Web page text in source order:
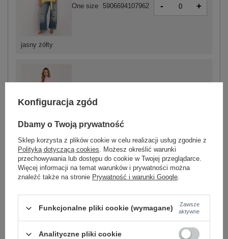
jasny żółty
One size 5906694107962 - +
jasny różowy
One size
Zobacz wszystkie kolory (+4)
ZALOGUJ SIĘ I ZOBACZ CENĘ
Masz pytanie? Chętnie pomożemy.
Konfiguracja zgód
Dbamy o Twoją prywatność
Sklep korzysta z plików cookie w celu realizacji usług zgodnie z
Polityką dotyczącą cookies. Możesz określić warunki
przechowywania lub dostępu do cookie w Twojej przeglądarce.
Więcej informacji na temat warunków i prywatności można
znaleźć także na stronie Prywatność i warunki Google.
Funkcjonalne pliki cookie (wymagane)
Zawsze
aktywne
Analityczne pliki cookie